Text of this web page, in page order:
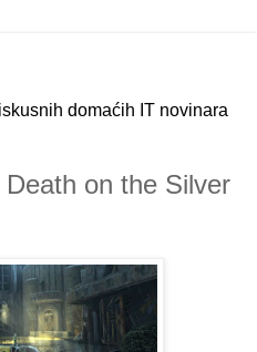
domaćih IT novinara
on the Silver